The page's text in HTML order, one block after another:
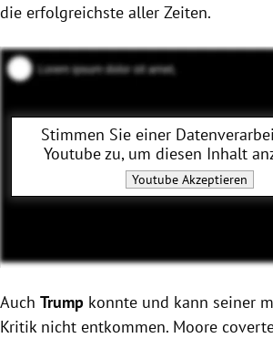
die erfolgreichste aller Zeiten.
Stimmen Sie einer
Youtubezu, um diesen Inhalt
YoutubeAkzeptieren
Auch Trump konnte und kann seiner
Kritik nicht entkommen. Moore